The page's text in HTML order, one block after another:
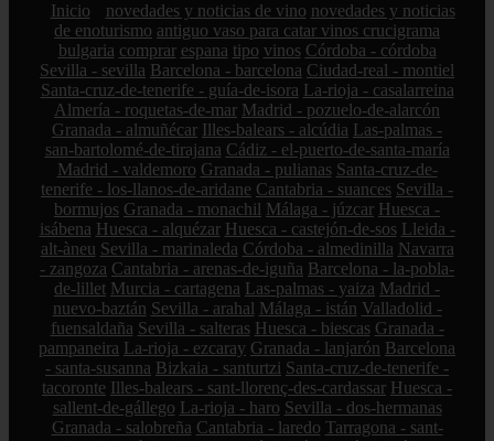
Inicio novedades y noticias de vino novedades y noticias
de enoturismo antiguo vaso para catar vinos crucigrama
bulgaria comprar espana tipo vinos Córdoba - córdoba
Sevilla - sevilla Barcelona - barcelona Ciudad-real - montiel
Santa-cruz-de-tenerife - guía-de-isora La-rioja - casalarreina
Almería - roquetas-de-mar Madrid - pozuelo-de-alarcón
Granada - almuñécar Illes-balears - alcúdia Las-palmas -
san-bartolomé-de-tirajana Cádiz - el-puerto-de-santa-maría
Madrid - valdemoro Granada - pulianas Santa-cruz-de-
tenerife - los-llanos-de-aridane Cantabria - suances Sevilla -
bormujos Granada - monachil Málaga - júzcar Huesca -
isábena Huesca - alquézar Huesca - castejón-de-sos Lleida -
alt-àneu Sevilla - marinaleda Córdoba - almedinilla Navarra
- zangoza Cantabria - arenas-de-iguña Barcelona - la-pobla-
de-lillet Murcia - cartagena Las-palmas - yaiza Madrid -
nuevo-baztán Sevilla - arahal Málaga - istán Valladolid -
fuensaldaña Sevilla - salteras Huesca - biescas Granada -
pampaneira La-rioja - ezcaray Granada - lanjarón Barcelona
- santa-susanna Bizkaia - santurtzi Santa-cruz-de-tenerife -
tacoronte Illes-balears - sant-llorenç-des-cardassar Huesca -
sallent-de-gállego La-rioja - haro Sevilla - dos-hermanas
Granada - salobreña Cantabria - laredo Tarragona - sant-